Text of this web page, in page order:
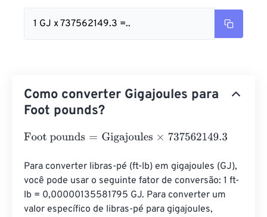
1 GJ x 737562149.3 =..
Como converter Gigajoules para
Foot pounds?
Foot pounds=Gigajoules×737562149.3
Para converter libras-pé (ft-lb) em gigajoules (GJ),
você pode usar o seguinte fator de conversão: 1 ft-
lb = 0,00000135581795 GJ. Para converter um
valor específico de libras-pé para gigajoules,